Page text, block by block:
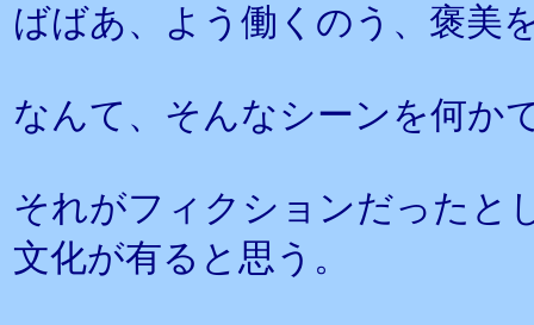
ばばあ、よう働くのう、褒美
なんて、そんなシーンを何か
それがフィクションだったと
文化が有ると思う。